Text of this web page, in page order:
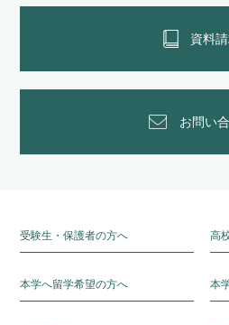
資料
お問い
受験生・保護者の方へ 高
本学へ留学希望の方へ 本